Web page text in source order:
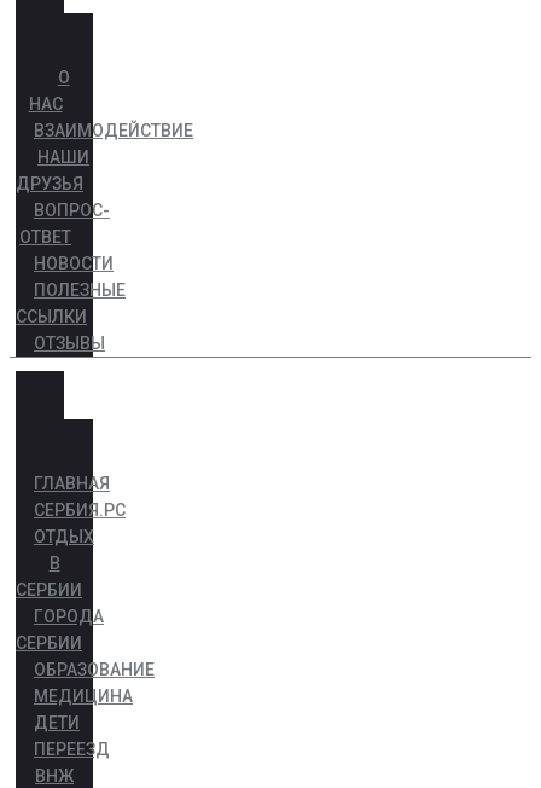
О
НАС
ВЗАИМОДЕЙСТВИЕ
НАШИ
ДРУЗЬЯ
ВОПРОС-
ОТВЕТ
НОВОСТИ
ПОЛЕЗНЫЕ
ССЫЛКИ
ОТЗЫВЫ
ГЛАВНАЯ
СЕРБИЯ.РС
ОТДЫХ
В
СЕРБИИ
ГОРОДА
СЕРБИИ
ОБРАЗОВАНИЕ
МЕДИЦИНА
ДЕТИ
ПЕРЕЕЗД
ВНЖ